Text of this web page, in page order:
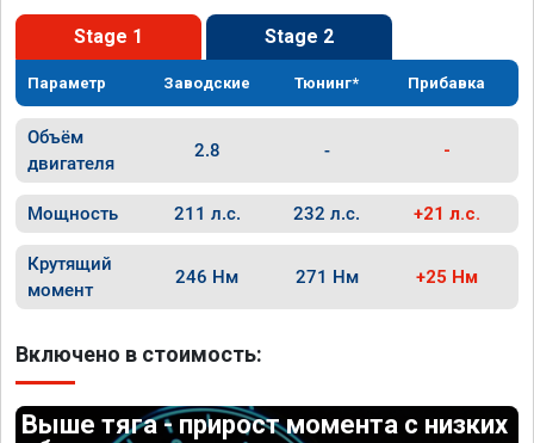
Stage 1 Stage 2
Параметр Заводские Тюнинг* Прибавка
Объём
двигателя
2.8 - -
Мощность 211 л.с. 232 л.с. +21 л.с.
Крутящий
момент
246 Нм 271 Нм +25 Нм
Включено в стоимость:
Выше тяга - прирост момента с низких